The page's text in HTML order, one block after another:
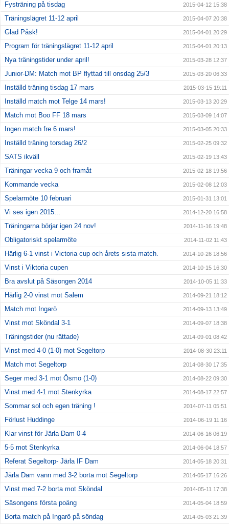
Fysträning på tisdag 2015-04-12 15:38
Träningslägret 11-12 april 2015-04-07 20:38
Glad Påsk! 2015-04-01 20:29
Program för träningslägret 11-12 april 2015-04-01 20:13
Nya träningstider under april! 2015-03-28 12:37
Junior-DM: Match mot BP flyttad till onsdag 25/3 2015-03-20 06:33
Inställd träning tisdag 17 mars 2015-03-15 19:11
Inställd match mot Telge 14 mars! 2015-03-13 20:29
Match mot Boo FF 18 mars 2015-03-09 14:07
Ingen match fre 6 mars! 2015-03-05 20:33
Inställd träning torsdag 26/2 2015-02-25 09:32
SATS ikväll 2015-02-19 13:43
Träningar vecka 9 och framåt 2015-02-18 19:56
Kommande vecka 2015-02-08 12:03
Spelarmöte 10 februari 2015-01-31 13:01
Vi ses igen 2015... 2014-12-20 16:58
Träningarna börjar igen 24 nov! 2014-11-16 19:48
Obligatoriskt spelarmöte 2014-11-02 11:43
Härlig 6-1 vinst i Victoria cup och årets sista match. 2014-10-26 18:56
Vinst i Viktoria cupen 2014-10-15 16:30
Bra avslut på Säsongen 2014 2014-10-05 11:33
Härlig 2-0 vinst mot Salem 2014-09-21 18:12
Match mot Ingarö 2014-09-13 13:49
Vinst mot Sköndal 3-1 2014-09-07 18:38
Träningstider (nu rättade) 2014-09-01 08:42
Vinst med 4-0 (1-0) mot Segeltorp 2014-08-30 23:11
Match mot Segeltorp 2014-08-30 17:35
Seger med 3-1 mot Ösmo (1-0) 2014-08-22 09:30
Vinst med 4-1 mot Stenkyrka 2014-08-17 22:57
Sommar sol och egen träning ! 2014-07-11 05:51
Förlust Huddinge 2014-06-19 11:16
Klar vinst för Järla Dam 0-4 2014-06-16 06:19
5-5 mot Stenkyrka 2014-06-04 18:57
Referat Segeltorp- Järla IF Dam 2014-05-18 20:31
Järla Dam vann med 3-2 borta mot Segeltorp 2014-05-17 16:26
Vinst med 7-2 borta mot Sköndal 2014-05-11 17:38
Säsongens första poäng 2014-05-04 18:59
Borta match på Ingarö på söndag 2014-05-03 21:39